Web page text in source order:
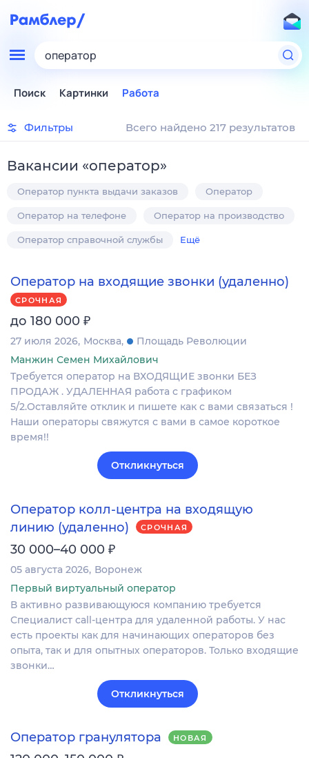
оператор
Поиск Картинки Работа
Фильтры Всего найдено 217 результатов
Вакансии «оператор»
Оператор пункта выдачи заказов Оператор
Оператор на телефоне Оператор на производство
Оператор справочной службы Ещё
Оператор на входящие звонки (удаленно)
СРОЧНАЯ
до 180 000 ₽
27 июля 2026 Москва
Площадь Революции
Манжин Семен Михайлович
Требуется оператор на ВХОДЯЩИЕ звонки БЕЗ
ПРОДАЖ . УДАЛЕННАЯ работа с графиком
5/2.Оставляйте отклик и пишете как с вами связаться !
Наши операторы свяжутся с вами в самое короткое
время!!
Откликнуться
Оператор колл-центра на входящую
линию (удаленно)
СРОЧНАЯ
30 000–40 000 ₽
05 августа 2026 Воронеж
Первый виртуальный оператор
В активно развивающуюся компанию требуется
Специалист call-центра для удаленной работы. У нас
есть проекты как для начинающих операторов без
опыта, так и для опытных операторов. Только входящие
звонки…
Откликнуться
Оператор гранулятора НОВАЯ